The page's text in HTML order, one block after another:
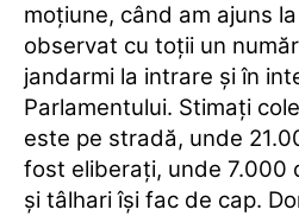
moţiune, când am ajuns
observat cu toţii un
jandarmi la intrare şi în
Parlamentului. Stimaţi
este pe stradă, unde
fost eliberaţi, unde 7.000
şi tâlhari îşi fac de cap.